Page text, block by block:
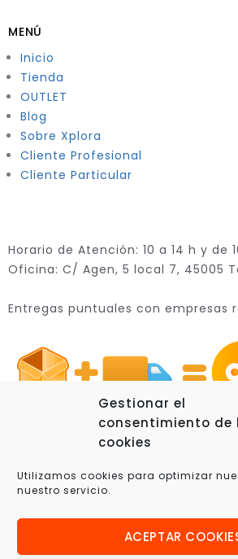
Gestionar el
consentimiento de
cookies
Utilizamos cookies para optimizar
nuestro servicio.
ACEPTAR
MENÚ
Inicio
Tienda
OUTLET
Blog
Sobre Xplora
Cliente Profesional
Cliente Particular
Horario de Atención: 10 a 14 h y de
Oficina: C/ Agen, 5 local 7, 45005
Entregas puntuales con empresas
© 2025 Xplora360 – Robótica